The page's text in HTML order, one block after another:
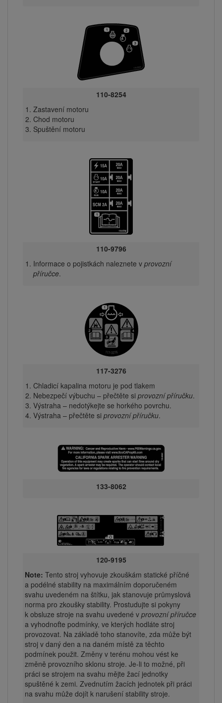
110-8254
Zastavení motoru
Chod motoru
Spuštění motoru
110-9796
Informace o pojistkách naleznete v provozní
příručce.
117-3276
Chladicí kapalina motoru je pod tlakem
Nebezpečí výbuchu – přečtěte si provozní příručku.
Výstraha – nedotýkejte se horkého povrchu.
Výstraha – přečtěte si provozní příručku.
133-8062
120-9195
Note: Tento stroj vyhovuje zkouškám statické příčné
a podélné stability na maximálním doporučeném
svahu uvedeném na štítku, jak stanovuje průmyslová
norma pro zkoušky stability. Prostudujte si pokyny
k obsluze stroje na svahu uvedené v provozní příručce
a vyhodnoťte podmínky, ve kterých hodláte stroj
provozovat. Na základě toho stanovíte, zda může být
stroj v daný den a na daném místě za těchto
podmínek použit. Změny v terénu mohou vést ke
změně provozního sklonu stroje. Je-li to možné, při
práci se strojem na svahu mějte žací jednotky
spuštěné k zemi. Zvednutím žacích jednotek při práci
na svahu může dojít k narušení stability stroje.